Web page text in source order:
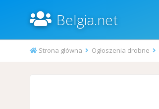
Belgia.net
Strona główna Ogłoszenia drobne